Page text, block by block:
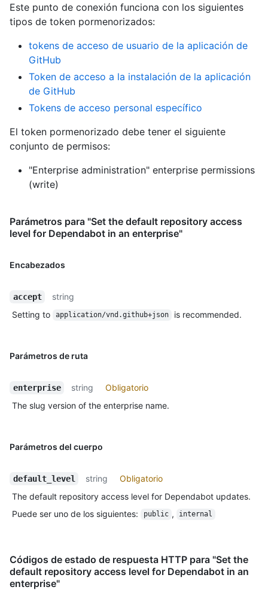
Este punto de conexión funciona con los siguientes
tipos de token pormenorizados:
tokens de acceso de usuario de la aplicación de
GitHub
Token de acceso a la instalación de la aplicación
de GitHub
Tokens de acceso personal específico
El token pormenorizado debe tener el siguiente
conjunto de permisos:
"Enterprise administration" enterprise permissions
(write)
Parámetros para "Set the default repository access
level for Dependabot in an enterprise"
Encabezados
accept
string
Setting to
application/vnd.github+json is recommended.
Parámetros de ruta
enterprise string
Obligatorio
The slug version of the enterprise name.
Parámetros del cuerpo
default_level string
Obligatorio
The default repository access level for Dependabot updates.
Puede ser uno de los siguientes: public , internal
Códigos de estado de respuesta HTTP para "Set the
default repository access level for Dependabot in an
enterprise"